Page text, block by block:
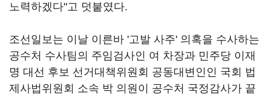
노력하겠다"고 덧붙였다.
조선일보는 이날 이른바 '고발 사주' 의혹을 수사하는
공수처 수사팀의 주임검사인 여 차장과 민주당 이재
명 대선 후보 선거대책위원회 공동대변인인 국회 법
제사법위원회 소속 박 의원이 공수처 국정감사가 끝